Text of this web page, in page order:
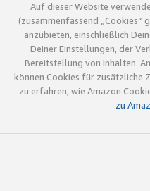
Auf dieser Website
(zusammenfassend „Cookies“
anzubieten, einschließlich
Deiner Einstellungen, der
Bereitstellung von Inhalten.
können Cookies für zusätzliche
zu erfahren, wie Amazon
zu